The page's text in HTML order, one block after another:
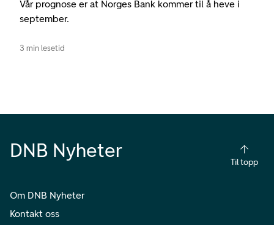
Vår prognose er at Norges Bank kommer til å heve i
september.
3 min lesetid
DNB Nyheter
Til topp
Om DNB Nyheter
Kontakt oss